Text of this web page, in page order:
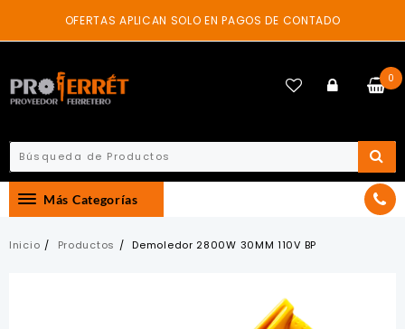
content
OFERTAS APLICAN SOLO EN PAGOS DE CONTADO
0
Más Categorías
Inicio Productos Demoledor 2800W 30MM 110V BP